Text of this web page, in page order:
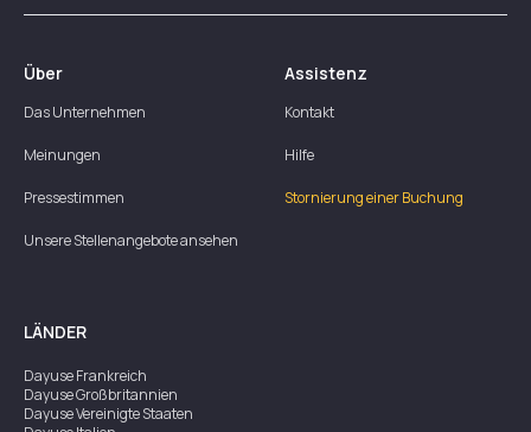
Über
Das Unternehmen
Meinungen
Pressestimmen
Unsere Stellenangebote ansehen
Assistenz
Kontakt
Hilfe
Stornierung einer Buchung
LÄNDER
DayuseFrankreich
DayuseGroßbritannien
DayuseVereinigte Staaten